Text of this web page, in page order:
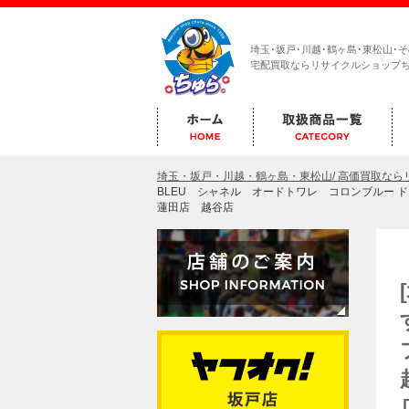
埼玉･坂戸･川越･鶴ヶ島･東松山･
宅配買取ならリサイクルショップ
埼玉・坂戸・川越・鶴ヶ島・東松山/ 高価買取な
BLEU シャネル オードトワレ コロンブルー
蓮田店 越谷店